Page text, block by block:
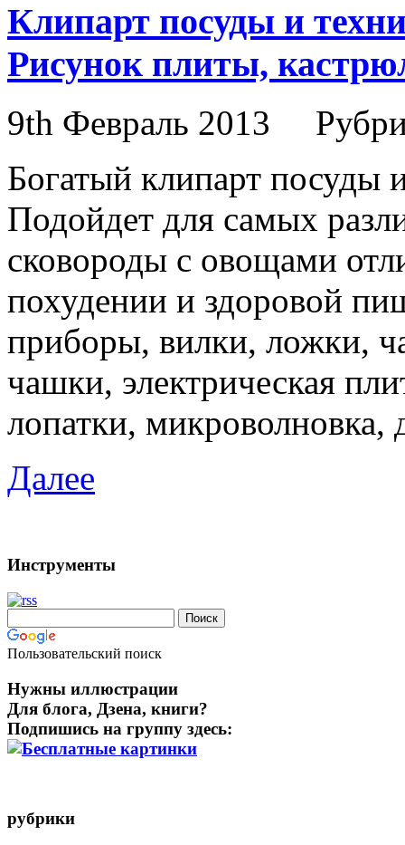
Клипарт посуды и
Рисунок плиты,
9th Февраль 2013
Богатый клипарт посуды
Подойдет для самых
сковороды с овощами
похудении и здоровой
приборы, вилки, ложки,
чашки, электрическая
лопатки, микроволновка,
Далее
Инструменты
Пользовательский поиск
Нужны иллюстрации
Для блога, Дзена, книги?
Подпишись на группу здесь:
рубрики